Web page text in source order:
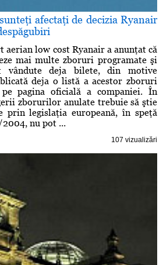
afectaţi de decizia Ryanair
aerian low cost Ryanair a anunţat că
mai multe zboruri programate şi
vândute deja bilete, din motive
deja o listă a acestor zboruri
pagina oficială a companiei. În
zborurilor anulate trebuie să ştie
prin legislaţia europeană, în speţă
nu pot ...
107 vizualizări